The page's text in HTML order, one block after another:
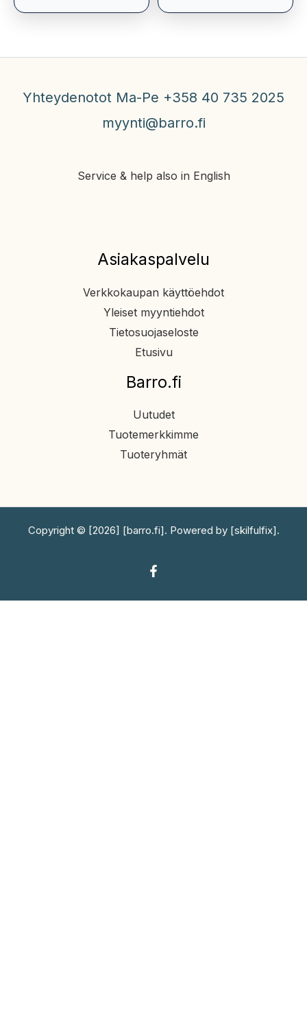
Yhteydenotot Ma-Pe +358 40 735 2025
myynti@barro.fi
Service & help also in English
Asiakaspalvelu
Verkkokaupan käyttöehdot
Yleiset myyntiehdot
Tietosuojaseloste
Etusivu
Barro.fi
Uutudet
Tuotemerkkimme
Tuoteryhmät
Copyright © [2026] [barro.fi]. Powered by [skilfulfix].